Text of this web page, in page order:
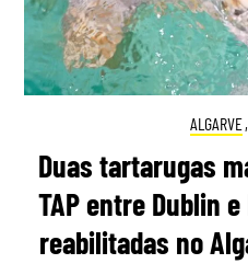
ALGARVE,
Duas tartarugas
TAP entre Dublin
reabilitadas no